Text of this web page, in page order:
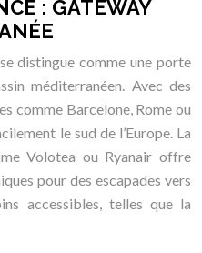
: GATEWAY
distingue comme une porte
méditerranéen. Avec des
comme Barcelone, Rome ou
le sud de l’Europe. La
Volotea ou Ryanair offre
pour des escapades vers
accessibles, telles que la